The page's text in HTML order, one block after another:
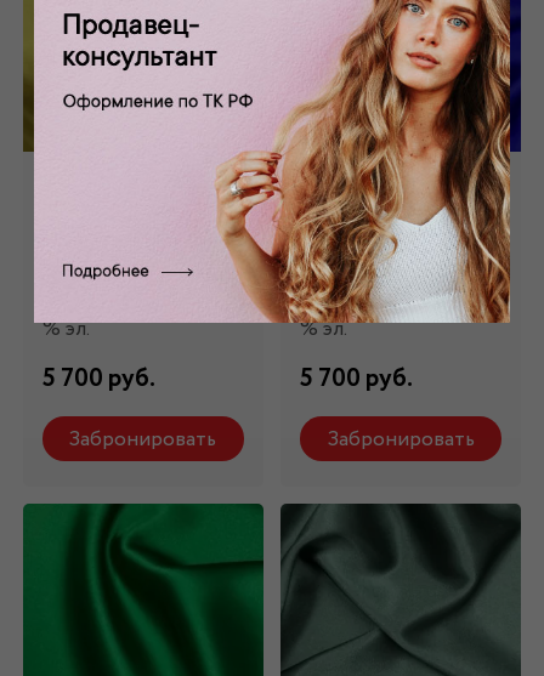
желтый ШЛ-006/4
% эл.
5 700 руб.
Забронировать
Шелк стрейч
натуральный ярко-
синий ШЛ-006/7
Состав: 98 % шелк,2
% эл.
5 700 руб.
Забронировать